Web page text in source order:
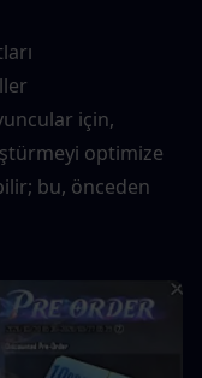
için,
optimize
bu, önceden